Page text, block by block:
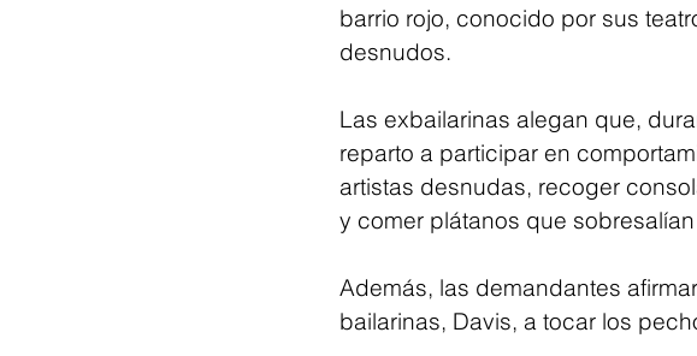
barrio rojo, conocido por sus
desnudos.
Las exbailarinas alegan que,
reparto a participar en
artistas desnudas, recoger
y comer plátanos que
Además, las demandantes
bailarinas, Davis, a tocar los